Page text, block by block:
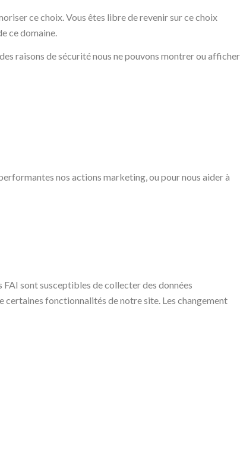
ce choix. Vous êtes libre de revenir sur ce choix
ce domaine.
raisons de sécurité nous ne pouvons montrer ou afficher
nos actions marketing, ou pour nous aider à
sont susceptibles de collecter des données
certaines fonctionnalités de notre site. Les changement